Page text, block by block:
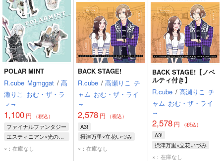
POLAR MINT
R.cube Mgmggat / 高
瀬りこ おむ・ザ・ラ
イス
1,100 円 （税込）
ファイナルファンタジー
エスティニアン×光の戦士♀
エスティニアン
×：在庫なし
BACK STAGE!
R.cube / 高瀬りこ チ
ャム おむ・ザ・ライ
ス
2,578 円 （税込）
A3!
摂津万里×立花いづみ
摂津万里
×：在庫なし
BACK STAGE!【ノベ
ルティ付き】
R.cube / 高瀬りこ チ
ャム おむ・ザ・ライ
ス
2,578円 （税込）
A3!
摂津万里×立花いづみ
摂津万里
×：在庫なし